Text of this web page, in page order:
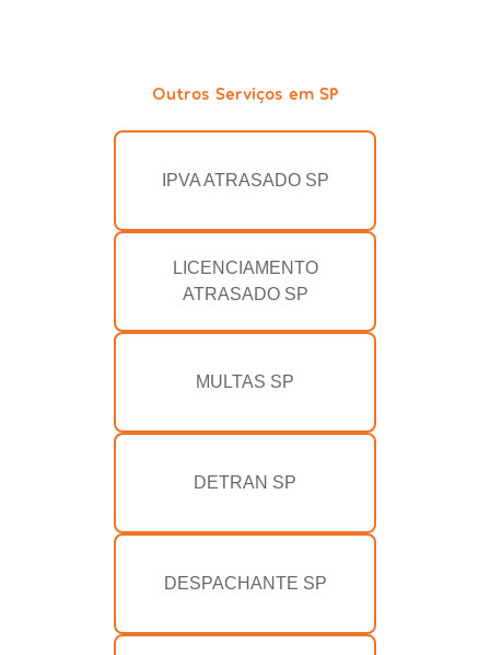
Outros Serviços em SP
IPVA ATRASADO SP
LICENCIAMENTO
ATRASADO SP
MULTAS SP
DETRAN SP
DESPACHANTE SP